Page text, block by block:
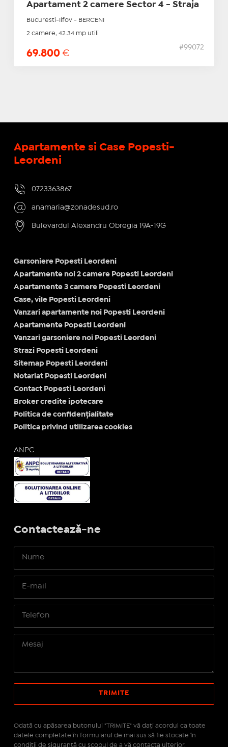
Apartament 2 camere Sector 4 - Straja
Bucuresti-Ilfov - BERCENI
2 camere, 42.34 mp utili
69.800 €
#99072
Apartamente si Case Popesti-
Leordeni
0723363867
anamaria@zonadesud.ro
Bulevardul Alexandru Obregia 19A-19G
Garsoniere Popesti Leordeni
Apartamente noi 2 camere Popesti Leordeni
Apartamente 3 camere Popesti Leordeni
Case, vile Popesti Leordeni
Vanzari apartamente noi Popesti Leordeni
Apartamente Popesti Leordeni
Vanzari garsoniere noi Popesti Leordeni
Strazi Popesti Leordeni
Sitemap Popesti Leordeni
Notariat Popesti Leordeni
Contact Popesti Leordeni
Broker credite ipotecare
Politica de confidențialitate
Politica privind utilizarea cookies
ANPC
Contactează-ne
Odată cu apăsarea butonului "TRIMITE" vă daţi acordul ca toate
datele completate în formularul de mai sus să fie stocate în
condiţii de siguranţă cu scopul de a vă contacta ulterior.